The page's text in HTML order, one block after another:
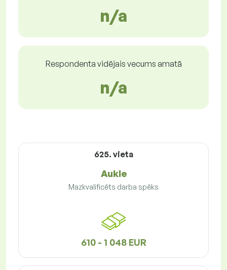
n/a
Respondenta vidējais vecums amatā
n/a
625. vieta
Aukle
Mazkvalificēts darba spēks
610 - 1 048 EUR